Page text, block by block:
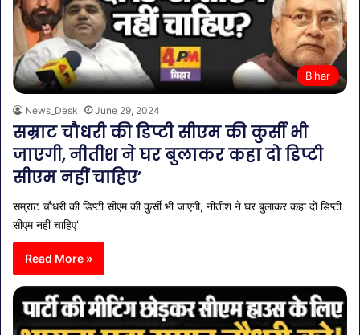
Bihar
News_Desk June 29, 2024
सम्राट चौधरी की डिप्टी सीएम की कुर्सी भी
जाएगी, नीतीश ने घर बुलाकर कहा दो डिप्टी
सीएम नहीं चाहिए’
सम्राट चौधरी की डिप्टी सीएम की कुर्सी भी जाएगी, नीतीश ने घर बुलाकर कहा दो डिप्टी
सीएम नहीं चाहिए’
Read More »